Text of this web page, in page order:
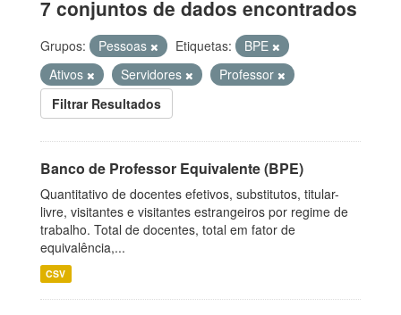
7 conjuntos de dados encontrados
Grupos: Pessoas Etiquetas:
BPE
Ativos
Servidores
Professor
Filtrar Resultados
Banco de Professor Equivalente (BPE)
Quantitativo de docentes efetivos, substitutos, titular-
livre, visitantes e visitantes estrangeiros por regime de
trabalho. Total de docentes, total em fator de
equivalência,...
CSV